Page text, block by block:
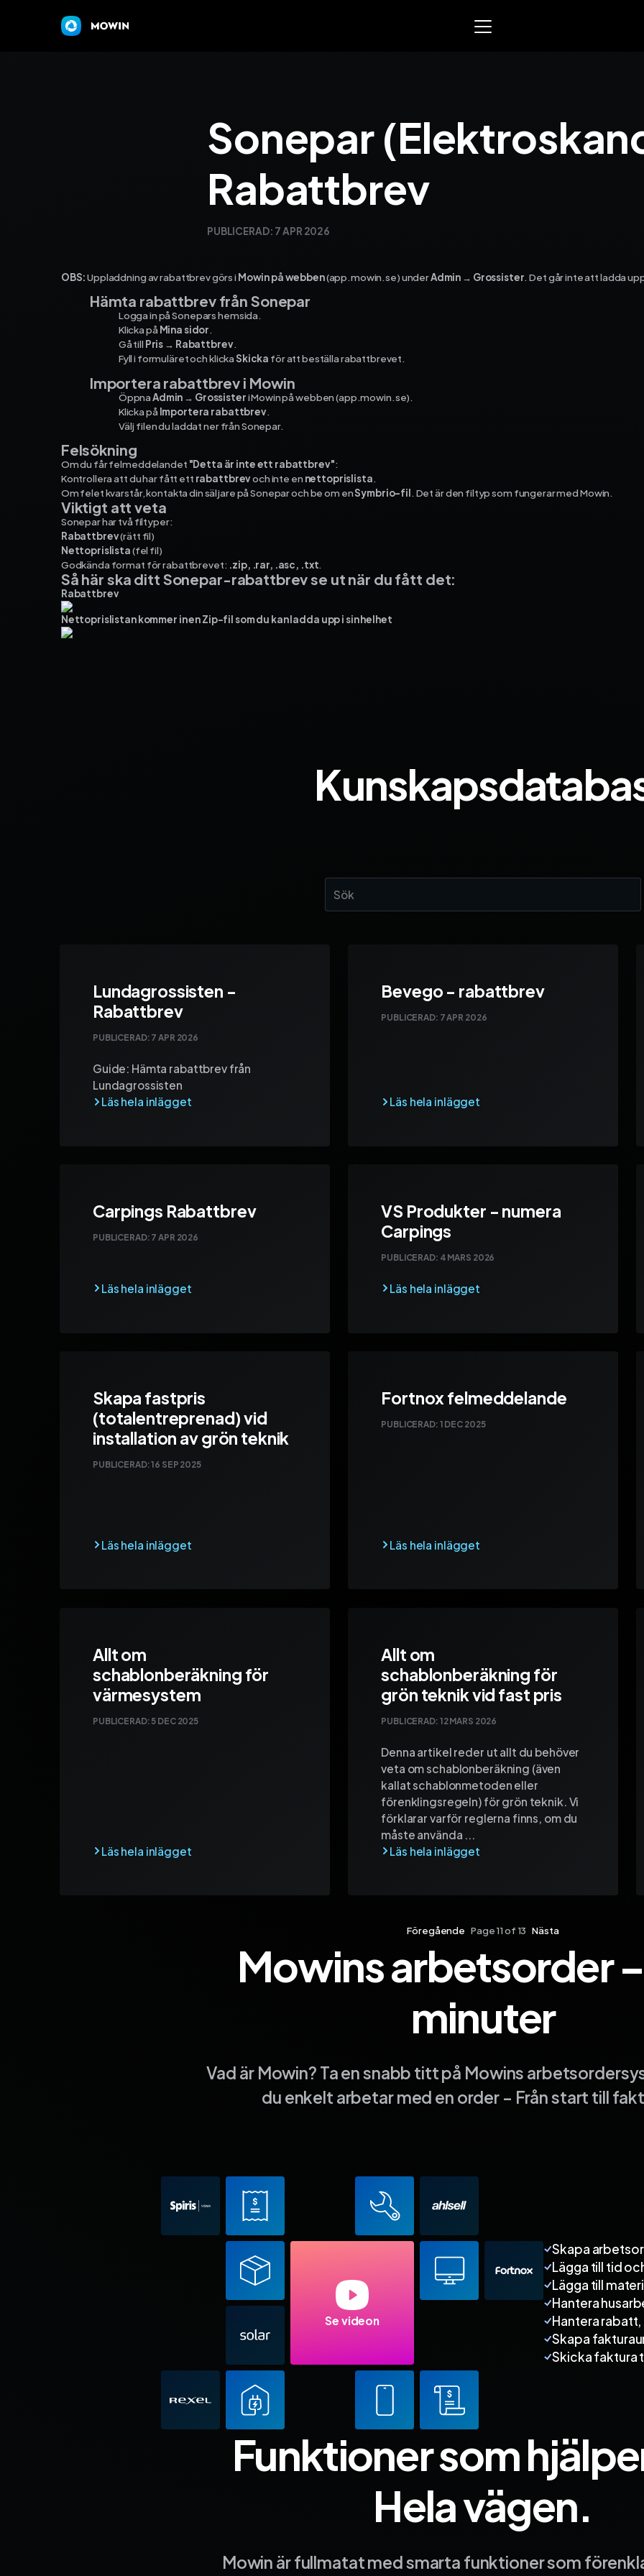
och material­­hantering.
för EL, VVS och liknande
Sonepar
Rabattbrev
PUBLICERAD: 7 APR 2026
OBS:Uppladdning av rabattbrev görs i Mowin på webben(app.mowin.se) underAdmin → Grossister. Det går inte att ladda
Hämta rabattbrev från Sonepar
Logga in på Sonepars hemsida.
Klicka på Mina sidor.
Gå till Pris → Rabattbrev.
Fyll i formuläret och klickaSkicka för att beställa rabattbrevet.
Importera rabattbrev i Mowin
ÖppnaAdmin → Grossisteri Mowin på webben (app.mowin.se).
Klicka på Importera rabattbrev.
Välj filen du laddat ner från Sonepar.
Felsökning
Om du får felmeddelandet "Detta är inte ett rabattbrev":
Kontrollera att du har fått ett rabattbrevoch inte en nettoprislista.
Om felet kvarstår, kontakta din säljare på Sonepar och be om enSymbrio-fil. Det är den filtyp som fungerar med Mowin.
Viktigt att veta
Sonepar har två filtyper:
Rabattbrev(rätt fil)
Nettoprislista(fel fil)
Godkända format för rabattbrevet: .zip, .rar, .asc, .txt.
Så här ska ditt Sonepar-rabattbrev se ut när du fått det:
Rabattbrev
Nettoprislistan kommer in en Zip-fil som du kan ladda upp i sin helhet
Lundagrossisten -
Rabattbrev
PUBLICERAD: 7 APR 2026
Guide: Hämta rabattbrev från
Lundagrossisten
Bevego - rabattbrev
PUBLICERAD: 7 APR 2026
Carpings Rabattbrev
PUBLICERAD: 7 APR 2026
VS Produkter - numera
Carpings
PUBLICERAD: 4 MARS 2026
Skapa fastpris
(totalentreprenad) vid
installation av grön teknik
PUBLICERAD:16 SEP 2025
Fortnox felmeddelande
PUBLICERAD: 1 DEC 2025
Allt om
schablonberäkning för
värmesystem
PUBLICERAD: 5 DEC 2025
Allt om
schablonberäkning för
grön teknik vid fast pris
PUBLICERAD: 12 MARS 2026
Denna artikel reder ut allt du behöver
veta om schablonberäkning (även
kallat schablonmetoden eller
förenklingsregeln) för grön teknik. Vi
förklarar varför reglerna finns, om du
måste använda ...
Föregående Page 11 of 13 Nästa
Mowins arbetsorder
minuter
Vad är Mowin? Ta en snabb titt på Mowins
du enkelt arbetar med en order – Från start till
Se videon
Skapa
Lägga till tid
Lägga till
Hantera
Hantera
Skapa
Skicka faktura
Funktioner som
Hela vägen.
Mowin är fullmatat med smarta funktioner som